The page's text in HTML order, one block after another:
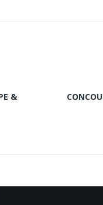
&